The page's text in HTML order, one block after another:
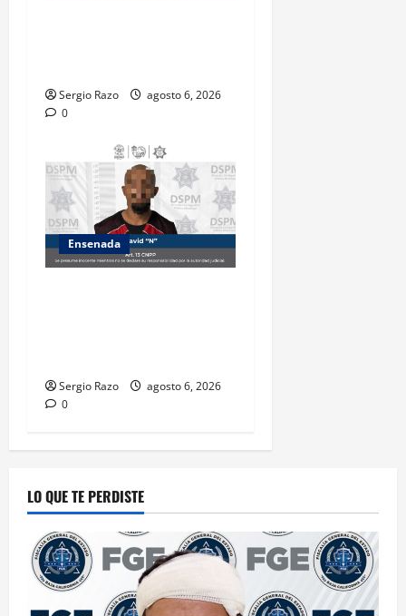
Sergio Razo
agosto 6, 2026
0
Ensenada
Sergio Razo
agosto 6, 2026
0
LO QUE TE PERDISTE